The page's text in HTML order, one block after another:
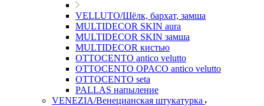
VELLUTO/Шёлк, бархат, замша
MULTIDECOR SKIN aura
MULTIDECOR SKIN замша
MULTIDECOR кистью
OTTOCENTO antico velutto
OTTOCENTO OPACO antico velutto
OTTOCENTO seta
PALLAS напыление
VENEZIA/Венецианская штукатурка